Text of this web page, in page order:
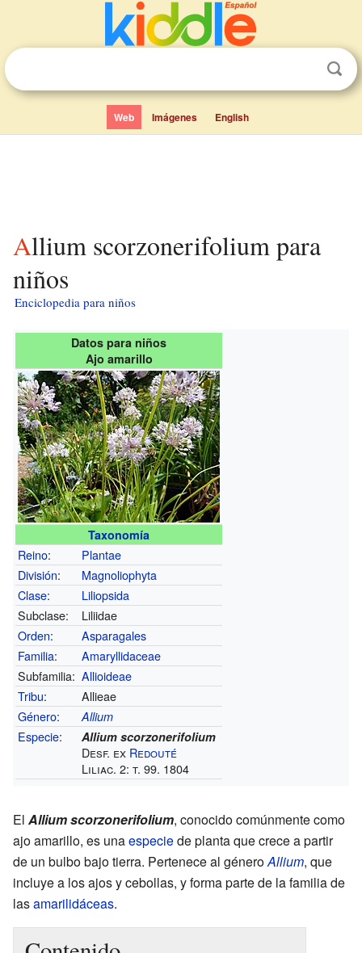
Web Imágenes English
Allium scorzonerifolium para
niños
Enciclopedia para niños
Datos para niños
Ajo amarillo
Taxonomía
Reino:
Plantae
División:
Magnoliophyta
Clase:
Liliopsida
Subclase:
Liliidae
Orden:
Asparagales
Familia:
Amaryllidaceae
Subfamilia: Allioideae
Tribu:
Allieae
Género: Allium
Especie: Allium scorzonerifolium
Desf. ex Redouté
Liliac. 2: t. 99. 1804
El Allium scorzonerifolium, conocido comúnmente como
ajo amarillo, es unaespeciede planta que crece a partir
de un bulbo bajo tierra. Pertenece al géneroAllium, que
incluye a los ajos y cebollas, y forma parte de la familia de
lasamarilidáceas.